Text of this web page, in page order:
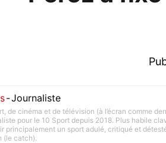
-Journaliste
de cinéma et de télévision (à l’écran comme
pour le 10 Sport depuis 2018. Plus habile
principalement un sport adulé, critiqué et
(le catch).